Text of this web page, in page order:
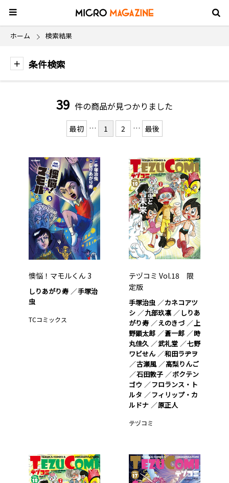
ホーム 検索結果
条件検索
39 件の商品が見つかりました
最初 … 1 2 … 最後
懊悩！マモルくん 3
しりあがり寿
手塚治
虫
TCコミックス
テヅコミ Vol.18 限
定版
手塚治虫
カネコアツ
シ
九部玖凛
しりあ
がり寿
えのきづ
上
野顕太郎
蒼一郎
時
丸佳久
武礼堂
七野
ワビせん
和田ラヂヲ
古瀬風
高梨りんご
石田敦子
ボクテン
ゴウ
フロランス・ト
ルタ
フィリップ・カ
ルドナ
原正人
テヅコミ